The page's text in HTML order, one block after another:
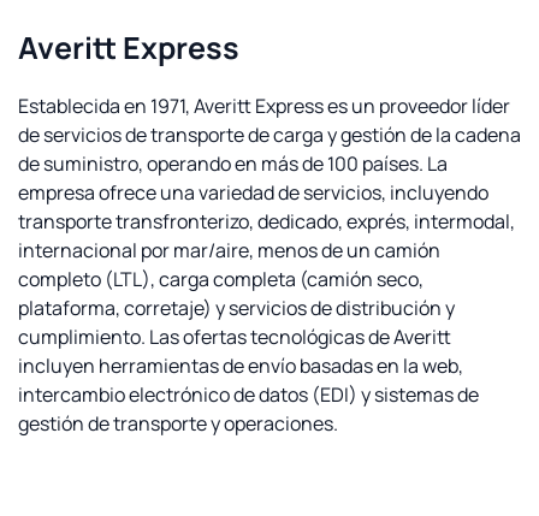
Averitt Express
Establecida en 1971, Averitt Express es un proveedor líder
de servicios de transporte de carga y gestión de la cadena
de suministro, operando en más de 100 países. La
empresa ofrece una variedad de servicios, incluyendo
transporte transfronterizo, dedicado, exprés, intermodal,
internacional por mar/aire, menos de un camión
completo (LTL), carga completa (camión seco,
plataforma, corretaje) y servicios de distribución y
cumplimiento. Las ofertas tecnológicas de Averitt
incluyen herramientas de envío basadas en la web,
intercambio electrónico de datos (EDI) y sistemas de
gestión de transporte y operaciones.